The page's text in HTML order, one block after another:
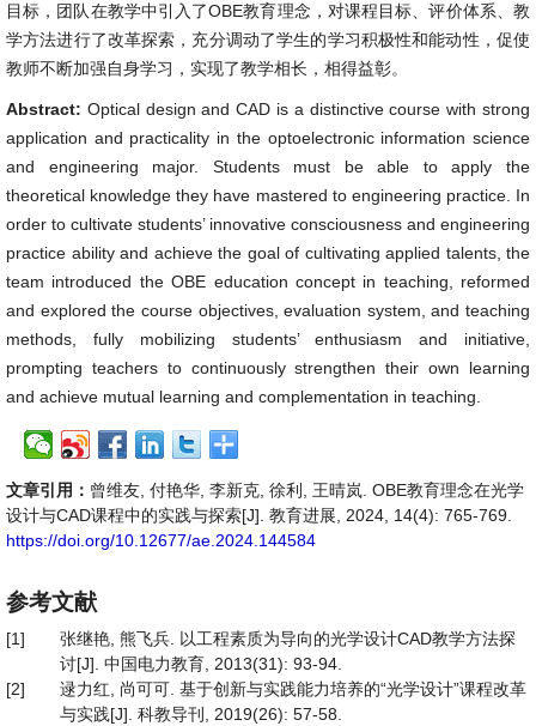
目标，团队在教学中引入了OBE教育理念，对课程目标、评价体系、教
学方法进行了改革探索，充分调动了学生的学习积极性和能动性，促使
教师不断加强自身学习，实现了教学相长，相得益彰。
Abstract: Optical design and CAD is a distinctive course with strong
application and practicality in the optoelectronic information science
and engineering major. Students must be able to apply the
theoretical knowledge they have mastered to engineering practice. In
order to cultivate students’ innovative consciousness and engineering
practice ability and achieve the goal of cultivating applied talents, the
team introduced the OBE education concept in teaching, reformed
and explored the course objectives, evaluation system, and teaching
methods, fully mobilizing students’ enthusiasm and initiative,
prompting teachers to continuously strengthen their own learning
and achieve mutual learning and complementation in teaching.
文章引用： 曾维友, 付艳华, 李新克, 徐利, 王晴岚. OBE教育理念在光学
设计与CAD课程中的实践与探索[J]. 教育进展, 2024, 14(4): 765-769.
https://doi.org/10.12677/ae.2024.144584
参考文献
[1]
张继艳, 熊飞兵. 以工程素质为导向的光学设计CAD教学方法探
讨[J]. 中国电力教育, 2013(31): 93-94.
[2]
逯力红, 尚可可. 基于创新与实践能力培养的“光学设计”课程改革
与实践[J]. 科教导刊, 2019(26): 57-58.